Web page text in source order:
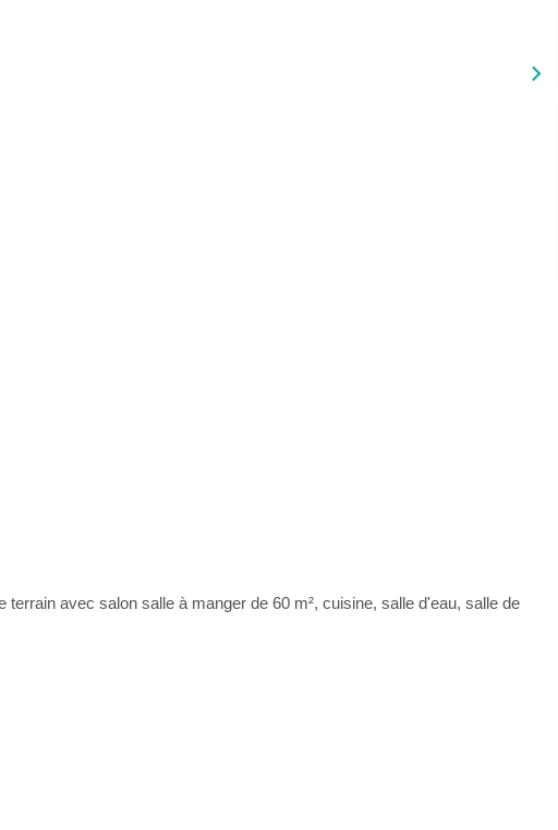
avec salon salle à manger de 60 m², cuisine, salle d'eau, salle de